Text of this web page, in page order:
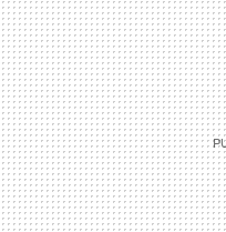
MAIL